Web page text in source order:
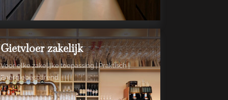
Gietvloer zakelijk
Voor elke zakelijke toepassing | Praktisch |
Energiebesparend